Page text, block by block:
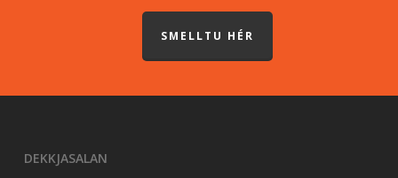
SMELLTU HÉR
DEKKJASALAN